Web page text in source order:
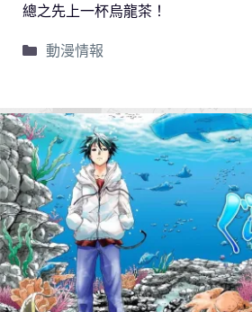
總之先上一杯烏龍茶！
動漫情報